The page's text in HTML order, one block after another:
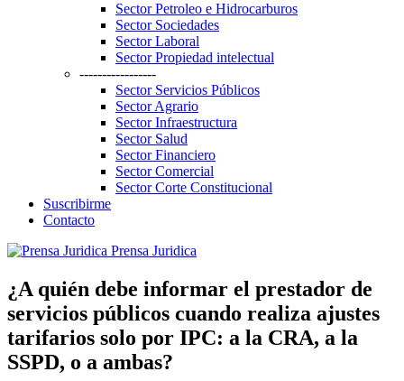
Sector Petroleo e Hidrocarburos
Sector Sociedades
Sector Laboral
Sector Propiedad intelectual
-----------------
Sector Servicios Públicos
Sector Agrario
Sector Infraestructura
Sector Salud
Sector Financiero
Sector Comercial
Sector Corte Constitucional
Suscribirme
Contacto
Prensa Juridica
¿A quién debe informar el prestador de
servicios públicos cuando realiza ajustes
tarifarios solo por IPC: a la CRA, a la
SSPD, o a ambas?